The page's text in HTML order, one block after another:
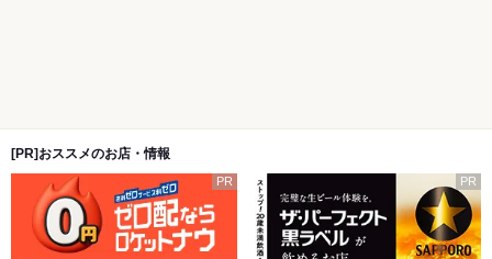
[PR]おススメのお店・情報
PR PR